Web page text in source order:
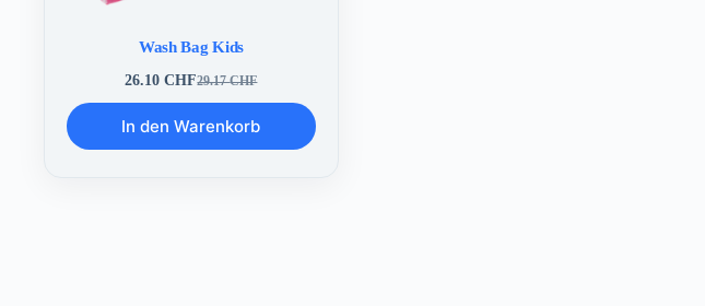
Wash Bag Kids
29.17CHF
Ursprünglicher
Preis
war:
26.10CHFAktueller
Preis
ist:
In den Warenkorb